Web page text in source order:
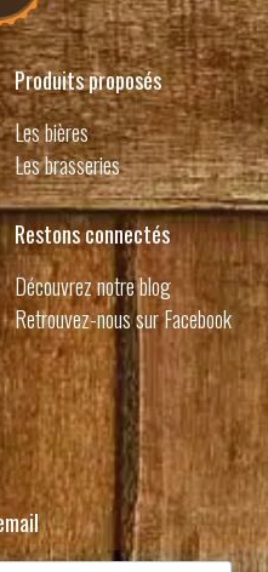
Produits proposés
Les bières
Les brasseries
Restons connectés
Découvrez notre blog
Retrouvez-nous sur Facebook